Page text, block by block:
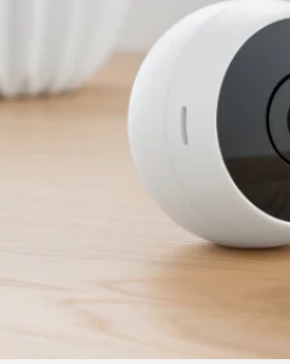
MAISON
LOGITECH
CIRCLE
ASSISTANCE,
APPLICATION,